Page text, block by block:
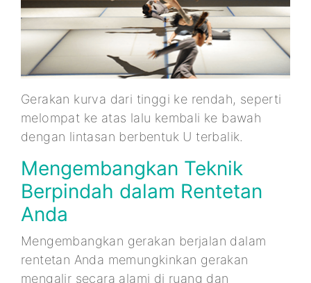
Gerakan kurva dari tinggi ke rendah, seperti
melompat ke atas lalu kembali ke bawah
dengan lintasan berbentuk U terbalik.
Mengembangkan Teknik
Berpindah dalam Rentetan
Anda
Mengembangkan gerakan berjalan dalam
rentetan Anda memungkinkan gerakan
mengalir secara alami di ruang dan